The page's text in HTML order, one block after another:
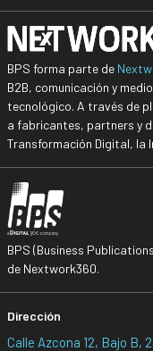
BPS forma parte de
B2B, comunicación y
tecnológico. A través de
a fabricantes, partners y
Transformación Digital, la
BPS (Business
de Nextwork360.
Dirección
Calle Azcona 12, Bajo B,